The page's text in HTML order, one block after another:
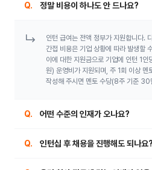
정말 비용이 하나도 안 드나요?
인턴 급여는 전액 정부가 지원합니다.
간접 비용은 기업 상황에 따라 발생할
이에 대한 지원금으로 기업에 인턴 1
원) 운영비가 지원되며, 주 1회 이상 멘
작성해 주시면 멘토 수당(8주 기준 30
어떤 수준의 인재가 오나요?
인턴십 후 채용을 진행해도 되나요?